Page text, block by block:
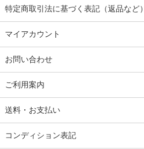
特定商取引法に基づく表記（返品など）
マイアカウント
お問い合わせ
ご利用案内
送料・お支払い
コンディション表記